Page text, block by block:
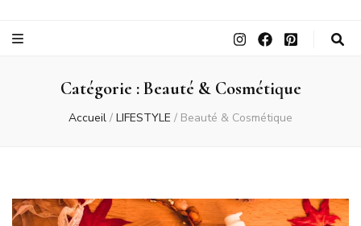
Catégorie :Beauté & Cosmétique
Accueil / LIFESTYLE / Beauté & Cosmétique